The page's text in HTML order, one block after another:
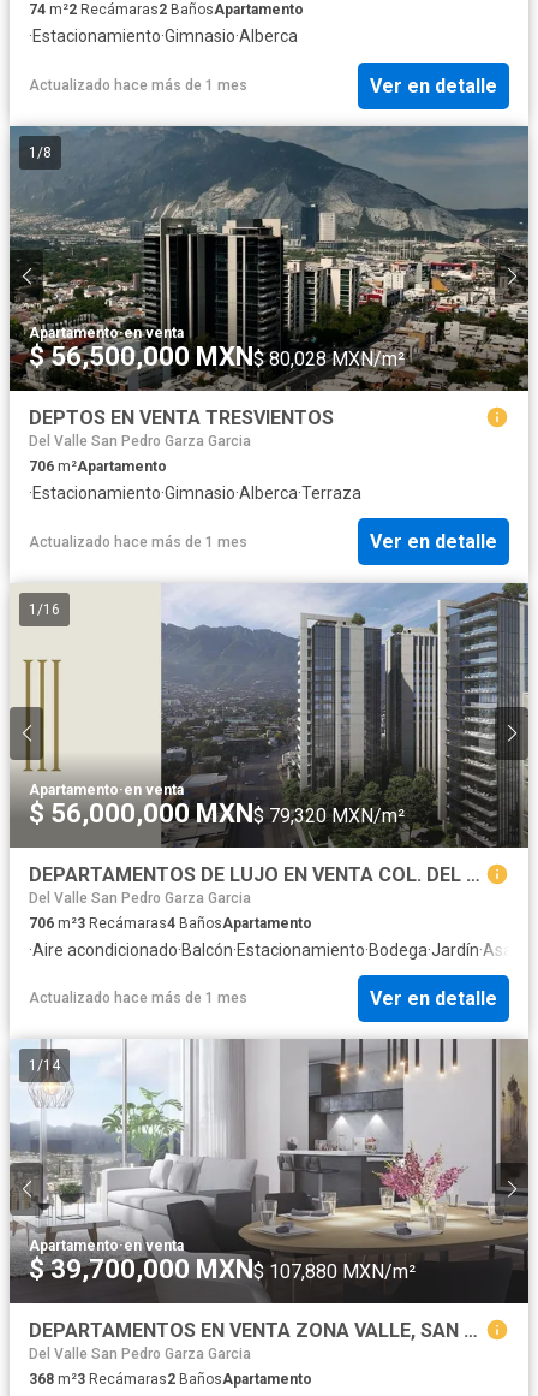
74 m²2 Recámaras2 BañosApartamento
·Estacionamiento·Gimnasio·Alberca
Actualizado hace más de 1 mes Ver en detalle
1 /8
Apartamento·en venta
$ 56,500,000 MXN$ 80,028 MXN/m²
DEPTOS EN VENTA TRESVIENTOS
Del Valle San Pedro Garza Garcia
706 m²Apartamento
·Estacionamiento·Gimnasio·Alberca·Terraza
Actualizado hace más de 1 mes Ver en detalle
1 /16
Apartamento·en venta
$ 56,000,000 MXN$ 79,320 MXN/m²
DEPARTAMENTOS DE LUJO EN VENTA COL. DEL VALLE
Del Valle San Pedro Garza Garcia
706 m²3 Recámaras4 BañosApartamento
·Aire acondicionado·Balcón·Estacionamiento·Bodega·Jardín·Asador
Actualizado hace más de 1 mes Ver en detalle
1 /14
Apartamento·en venta
$ 39,700,000 MXN$ 107,880 MXN/m²
DEPARTAMENTOS EN VENTA ZONA VALLE, SAN PEDRO GARZA GARCIA, N.L.
Del Valle San Pedro Garza Garcia
368 m²3 Recámaras2 BañosApartamento